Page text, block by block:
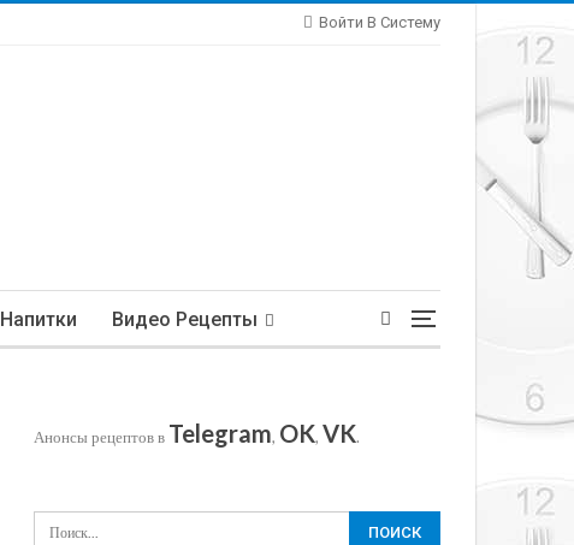
Войти В Систему
Напитки Видео Рецепты
Анонсы рецептов в Telegram, OK, VK.